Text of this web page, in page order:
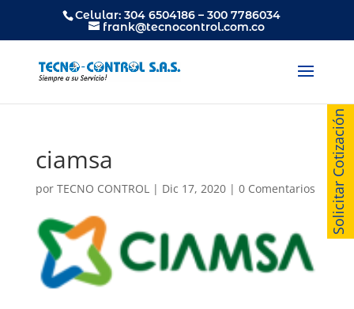
Celular: 304 6504186 – 300 7786034
frank@tecnocontrol.com.co
ciamsa
por TECNO CONTROL| Dic 17, 2020| 0 Comentarios Solicitar Cotización